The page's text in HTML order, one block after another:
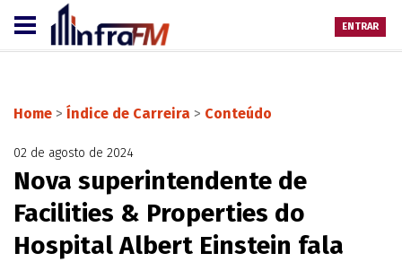
ENTRAR
Home > Índice de Carreira > Conteúdo
02 de agosto de 2024
Nova superintendente de
Facilities & Properties do
Hospital Albert Einstein fala